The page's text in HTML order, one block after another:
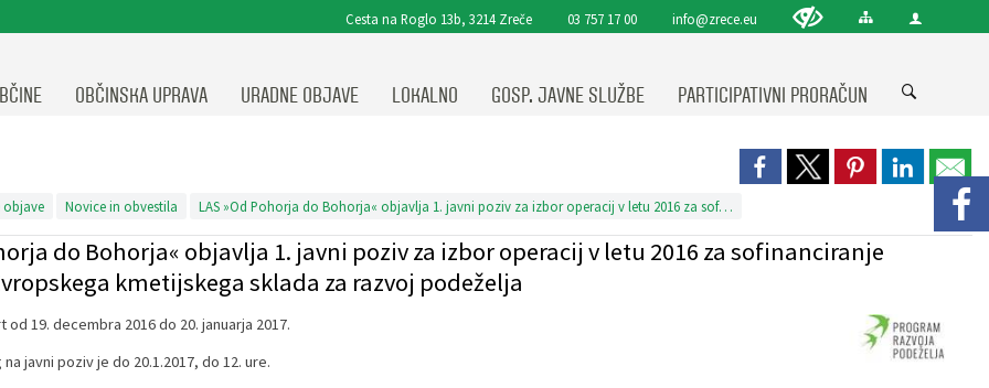
Cesta na Roglo 13b, 3214 Zreče 03 757 17 00 info@zrece.eu
OBČINSKA UPRAVA URADNE OBJAVE LOKALNO GOSP. JAVNE SLUŽBE PARTICIPATIVNI PRORAČUN
objave Novice in obvestila LAS »Od Pohorja do Bohorja« objavlja 1. javni poziv za izbor operacij v letu 2016 za sofinanciranje operacij iz Evropskega kmetijskega sklada za razvoj podeželja
do Bohorja« objavlja 1. javni poziv za izbor operacij v letu 2016 za sofinanciranje
kmetijskega sklada za razvoj podeželja
19. decembra 2016 do 20. januarja 2017.
javni poziv je do 20.1.2017, do 12. ure.